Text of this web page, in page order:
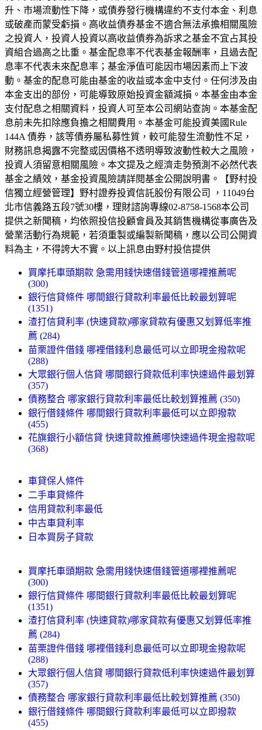
升、市場流動性下降，或債券發行機構違約不支付本金、利息
或破產而蒙受虧損。高收益債券基金不適合無法承擔相關風險
之投資人，投資人投資以高收益債券為訴求之基金不宜占其投
資組合過高之比重。基金配息率不代表基金報酬率，且過去配
息率不代表未來配息率；基金淨值可能因市場因素而上下波
動。基金的配息可能由基金的收益或本金中支付。任何涉及由
本金支出的部份，可能導致原始投資金額減損。本基金由本金
支付配息之相關資料，投資人可至本公司網站查詢。本基金配
息前未先扣除應負擔之相關費用。本基金可能投資美國Rule
144A 債券，該等債券屬私募性質，較可能發生流動性不足，
財務訊息揭露不完整或因價格不透明導致波動性較大之風險，
投資人須留意相關風險。本文提及之經濟走勢預測不必然代表
基金之績效，基金投資風險請詳閱基金公開說明書。【野村投
信獨立經營管理】野村證券投資信託股份有限公司 ，11049台
北市信義路五段7號30樓，理財諮詢專線02-8758-1568本公司
提供之新聞稿，均依照投信投顧會員及其銷售機構從事廣告及
營業活動行為規範，若須重製或編製新聞稿，應以公司公開資
料為主，不得誇大不實。以上訊息由野村投信提供
買摩托車頭期款 急需用錢快速借錢管道哪裡推薦呢
(300)
銀行信貸條件 哪間銀行貸款利率最低比較最划算呢
(1351)
渣打信貸利率 (快速貸款)哪家貸款有優惠又划算低率推
薦 (284)
苗栗證件借錢 哪裡借錢利息最低可以立即現金撥款呢
(288)
大眾銀行個人信貸 哪間銀行貸款低利率快速過件最划算
(357)
債務整合 哪家銀行貸款利率最低比較划算推薦 (350)
銀行借錢條件 哪間銀行貸款利率最低可以立即撥款
(455)
花旗銀行小額信貸 快速貸款推薦哪快速過件現金撥款呢
(368)
車貸保人條件
二手車貸條件
信用貸款利率最低
中古車貸利率
日本買房子貸款
買摩托車頭期款 急需用錢快速借錢管道哪裡推薦呢
(300)
銀行信貸條件 哪間銀行貸款利率最低比較最划算呢
(1351)
渣打信貸利率 (快速貸款)哪家貸款有優惠又划算低率推
薦 (284)
苗栗證件借錢 哪裡借錢利息最低可以立即現金撥款呢
(288)
大眾銀行個人信貸 哪間銀行貸款低利率快速過件最划算
(357)
債務整合 哪家銀行貸款利率最低比較划算推薦 (350)
銀行借錢條件 哪間銀行貸款利率最低可以立即撥款
(455)